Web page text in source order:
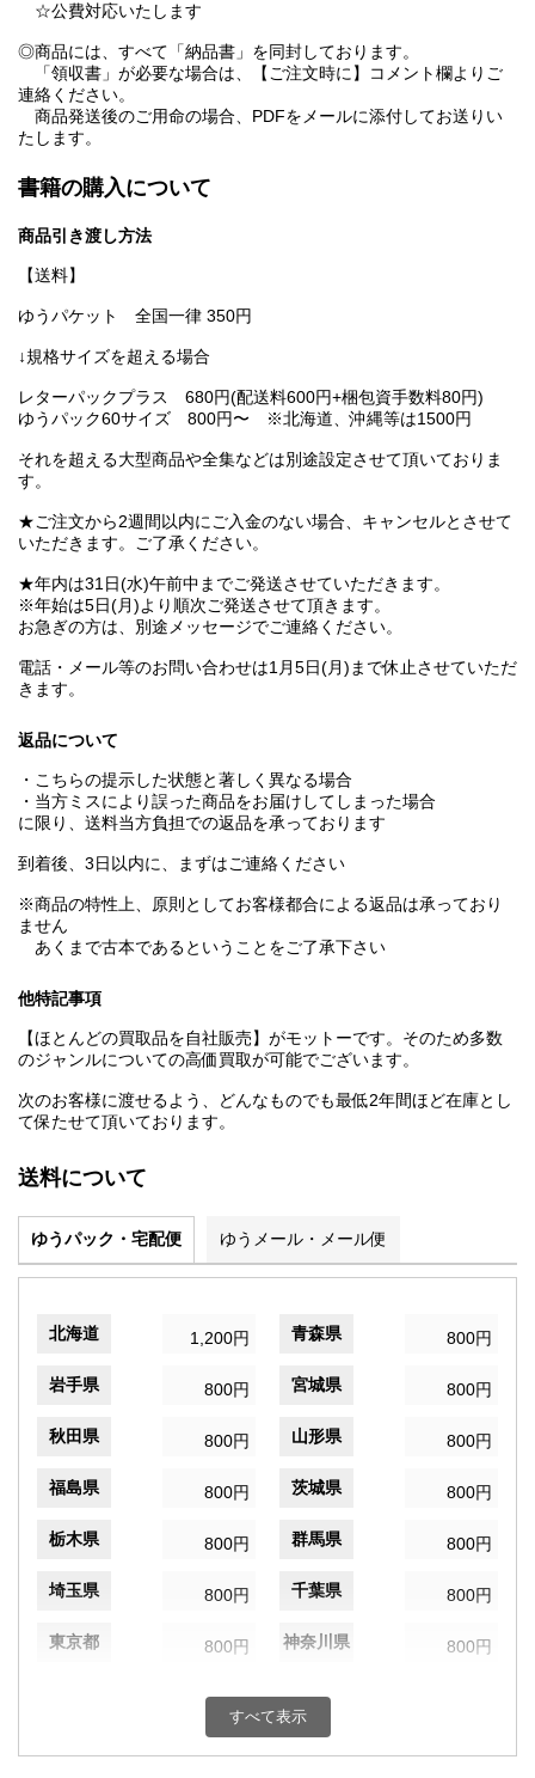
☆公費対応いたします
◎商品には、すべて「納品書」を同封しております。
「領収書」が必要な場合は、【ご注文時に】コメント欄よりご
連絡ください。
商品発送後のご用命の場合、PDFをメールに添付してお送りい
たします。
書籍の購入について
商品引き渡し方法
【送料】
ゆうパケット 全国一律 350円
↓規格サイズを超える場合
レターパックプラス 680円(配送料600円+梱包資手数料80円)
ゆうパック60サイズ 800円〜 ※北海道、沖縄等は1500円
それを超える大型商品や全集などは別途設定させて頂いておりま
す。
★ご注文から2週間以内にご入金のない場合、キャンセルとさせて
いただきます。ご了承ください。
★年内は31日(水)午前中までご発送させていただきます。
※年始は5日(月)より順次ご発送させて頂きます。
お急ぎの方は、別途メッセージでご連絡ください。
電話・メール等のお問い合わせは1月5日(月)まで休止させていただ
きます。
返品について
・こちらの提示した状態と著しく異なる場合
・当方ミスにより誤った商品をお届けしてしまった場合
に限り、送料当方負担での返品を承っております
到着後、3日以内に、まずはご連絡ください
※商品の特性上、原則としてお客様都合による返品は承っており
ません
あくまで古本であるということをご了承下さい
他特記事項
【ほとんどの買取品を自社販売】がモットーです。そのため多数
のジャンルについての高価買取が可能でございます。
次のお客様に渡せるよう、どんなものでも最低2年間ほど在庫とし
て保たせて頂いております。
送料について
ゆうパック・宅配便 ゆうメール・メール便
北海道 1,200円 青森県 800円
岩手県 800円 宮城県 800円
秋田県 800円 山形県 800円
福島県 800円 茨城県 800円
栃木県 800円 群馬県 800円
埼玉県 800円 千葉県 800円
東京都 800円 神奈川県 800円
800円 富山県
すべて表示